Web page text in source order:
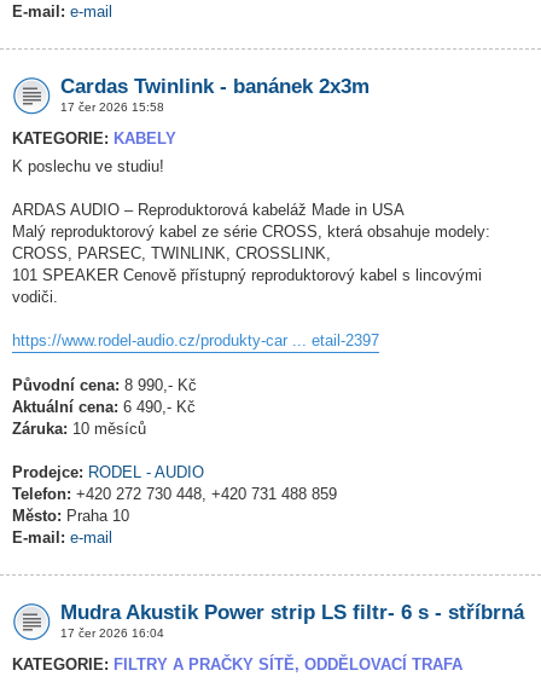
E-mail: e-mail
Cardas Twinlink - banánek 2x3m
17 čer 2026 15:58
KATEGORIE: KABELY
K poslechu ve studiu!
ARDAS AUDIO – Reproduktorová kabeláž Made in USA
Malý reproduktorový kabel ze série CROSS, která obsahuje modely:
CROSS, PARSEC, TWINLINK, CROSSLINK,
101 SPEAKER Cenově přístupný reproduktorový kabel s lincovými
vodiči.
https://www.rodel-audio.cz/produkty-car ... etail-2397
Původní cena: 8 990,- Kč
Aktuální cena: 6 490,- Kč
Záruka: 10 měsíců
Prodejce: RODEL - AUDIO
Telefon: +420 272 730 448, +420 731 488 859
Město: Praha 10
E-mail: e-mail
Mudra Akustik Power strip LS filtr- 6 s - stříbrná
17 čer 2026 16:04
KATEGORIE: FILTRY A PRAČKY SÍTĚ, ODDĚLOVACÍ TRAFA